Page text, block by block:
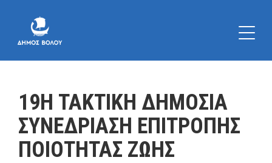
19Η ΤΑΚΤΙΚΗ ΔΗΜΟΣΙΑ
ΣΥΝΕΔΡΙΑΣΗ ΕΠΙΤΡΟΠΗΣ
ΠΟΙΟΤΗΤΑΣ ΖΩΗΣ